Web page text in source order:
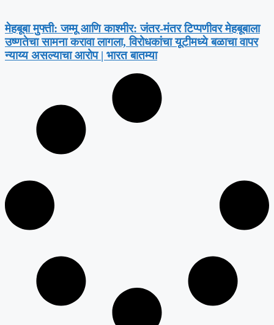
मेहबूबा मुफ्ती: जम्मू आणि काश्मीर: जंतर-मंतर टिप्पणीवर मेहबूबाला
उष्णतेचा सामना करावा लागला, विरोधकांचा यूटीमध्ये बळाचा वापर
न्याय्य असल्याचा आरोप | भारत बातम्या